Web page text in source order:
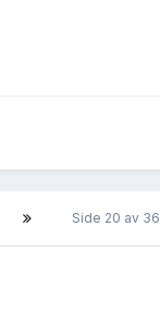
Side 20 av 36